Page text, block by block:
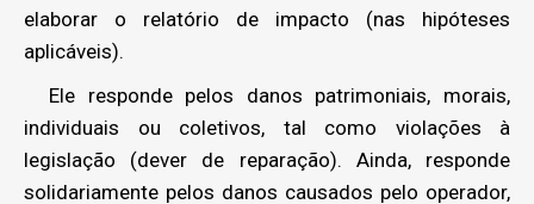
elaborar o relatório de impacto (nas hipóteses
aplicáveis).
Ele responde pelos danos patrimoniais, morais,
individuais ou coletivos, tal como violações à
legislação (dever de reparação). Ainda, responde
solidariamente pelos danos causados pelo operador,